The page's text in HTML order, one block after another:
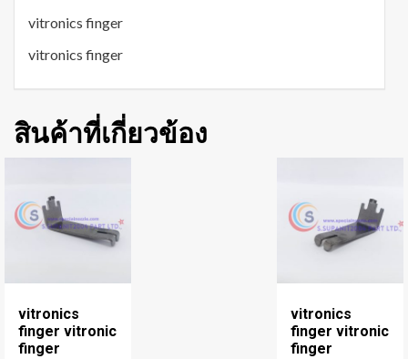
vitronics finger
vitronics finger
สินค้าที่เกี่ยวข้อง
vitronics
finger vitronic
finger
vitronics
finger vitronic
finger